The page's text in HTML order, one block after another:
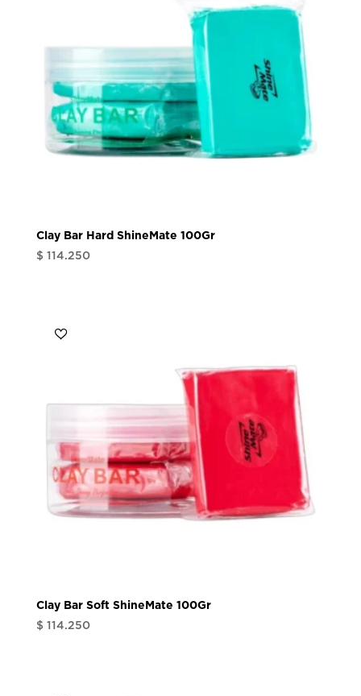
Clay Bar Hard ShineMate 100Gr
$ 114.250
Clay Bar Soft ShineMate 100Gr
$ 114.250